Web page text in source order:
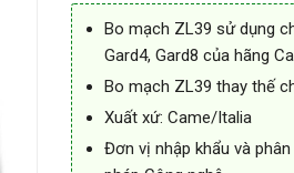
Bo mạch ZL39 sử dụng
Gard4, Gard8 của hãng
Bo mạch ZL39 thay thế
Xuất xứ: Came/Italia
Đơn vị nhập khẩu và